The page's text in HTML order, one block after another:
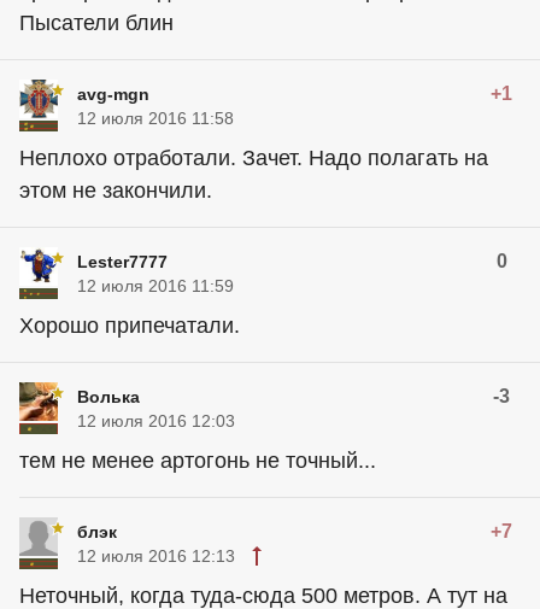
Пысатели блин
avg-mgn +1
12 июля 2016 11:58
Неплохо отработали. Зачет. Надо полагать на
этом не закончили.
Lester7777 0
12 июля 2016 11:59
Хорошо припечатали.
Волька -3
12 июля 2016 12:03
тем не менее артогонь не точный...
блэк +7
12 июля 2016 12:13
Неточный, когда туда-сюда 500 метров. А тут на